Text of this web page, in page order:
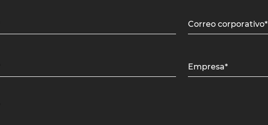
Correo corporativo*
Empresa*